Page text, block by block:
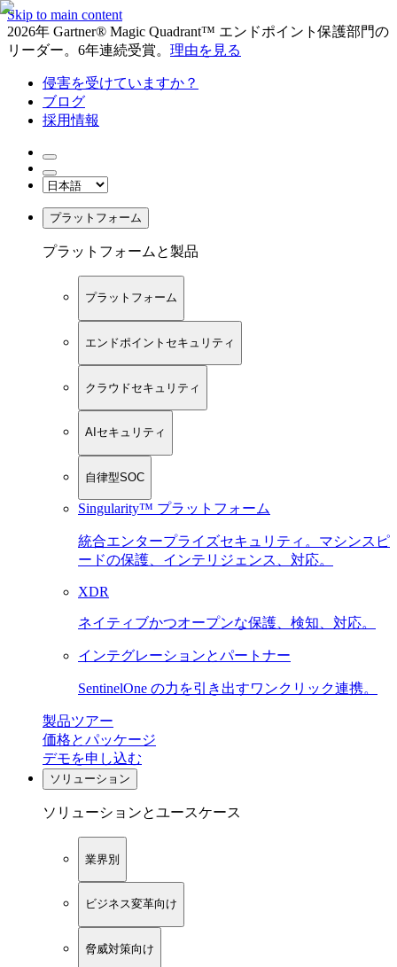
Skip to main content
2026年 Gartner® Magic Quadrant™ エンドポイント保護部門の
リーダー。6年連続受賞。 理由を見る
侵害を受けていますか？
ブログ
採用情報
プラットフォーム
プラットフォームと製品
プラットフォーム
エンドポイントセキュリティ
クラウドセキュリティ
AIセキュリティ
自律型SOC
Singularity™ プラットフォーム
統合エンタープライズセキュリティ。マシンスピ
ードの保護、インテリジェンス、対応。
XDR
ネイティブかつオープンな保護、検知、対応。
インテグレーションとパートナー
SentinelOne の力を引き出すワンクリック連携。
製品ツアー
価格とパッケージ
デモを申し込む
ソリューション
ソリューションとユースケース
業界別
ビジネス変革向け
脅威対策向け